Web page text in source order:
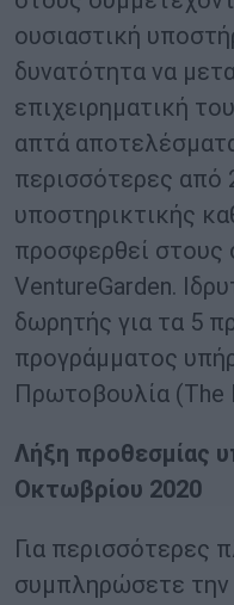
ουσιαστική
δυνατότητα να
επιχειρηματική
απτά
περισσότερες από
υποστηρικτικής
προσφερθεί στους
VentureGarden.
δωρητής για τα 5
προγράμματος
Πρωτοβουλία (The
Λήξη προθεσμίας
Οκτωβρίου 2020
Για περισσότερες
συμπληρώσετε την